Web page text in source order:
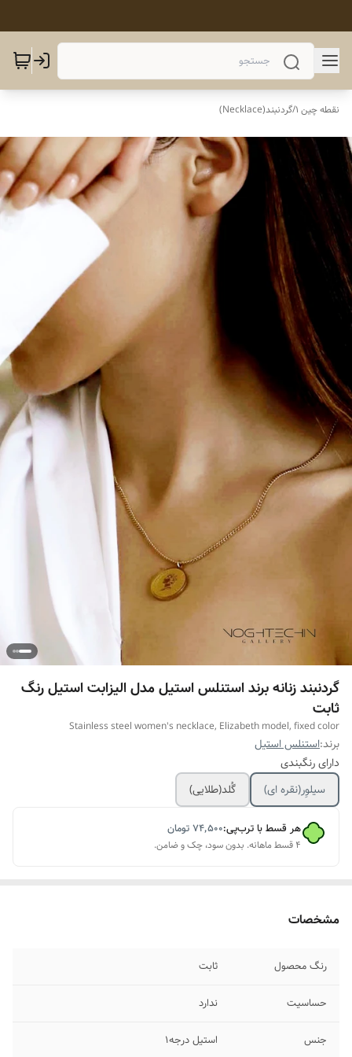
نقطه چین 1 /گردنبند(Necklace)
گردنبند زنانه برند استنلس استیل مدل الیزابت استیل رنگ
ثابت
Stainless steel women's necklace, Elizabeth model, fixed color
برند:استنلس استیل
دارای رنگبندی
سیلوِر(نقره ای)
گُلد(طلایی)
هر قسط با ترب‌پی:۷۴٬۵۰۰تومان
۴ قسط ماهانه. بدون سود، چک و ضامن.
مشخصات
رنگ محصول ثابت
حساسیت ندارد
جنس استیل درجه۱